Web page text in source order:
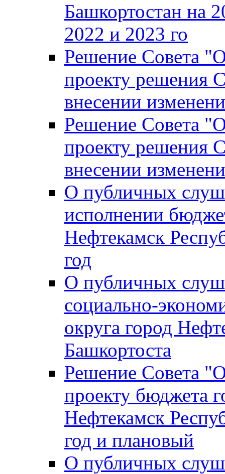
Башкортостан на
2022 и 2023 го
Решение Совета
проекту решения
внесении
Решение Совета
проекту решения
внесении
О публичных
исполнении
Нефтекамск
год
О публичных
социально-
округа город
Башкортоста
Решение Совета
проекту бюджета
Нефтекамск
год и плановый
О публичных